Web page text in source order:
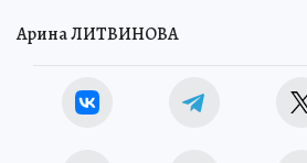
Арина ЛИТВИНОВА